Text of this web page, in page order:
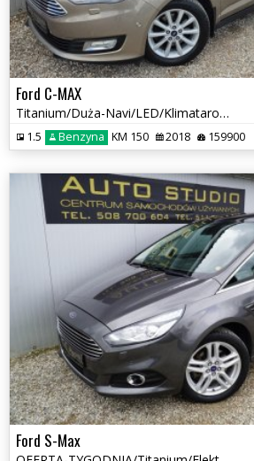
Ford C-MAX
Titanium/Duża-Navi/LED/Klimataronic/Grzane-Fotele/Alu-Felgi/Śliczny!
1.5 Benzyna KM 150 2018 159900
Ford S-Max